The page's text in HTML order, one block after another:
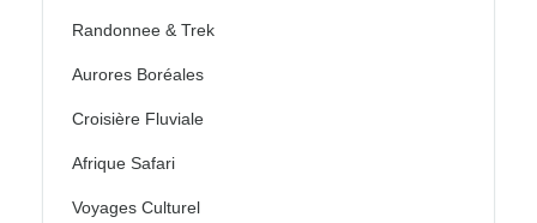
Randonnee & Trek
Aurores Boréales
Croisière Fluviale
Afrique Safari
Voyages Culturel